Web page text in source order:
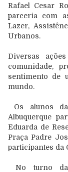
Rafael Cesar
parceria com
Lazer,
Urbanos.
Diversas
comunidade,
sentimento de
mundo.
Os alunos
Albuquerque
Eduarda de
Praça Padre
participantes da
No turno da